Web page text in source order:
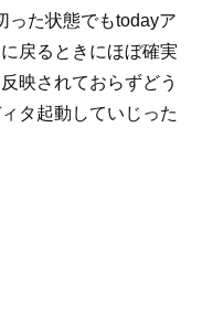
った状態でもtodayア
戻るときにほぼ確実
映されておらずどう
タ起動していじった